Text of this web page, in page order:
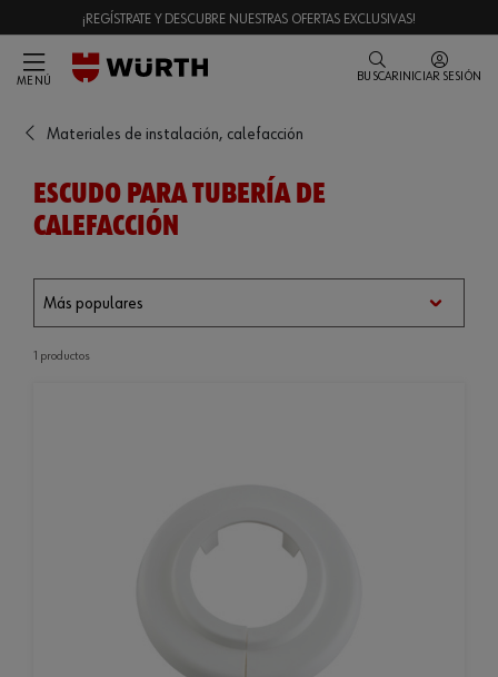
¡REGÍSTRATE Y DESCUBRE NUESTRAS OFERTAS EXCLUSIVAS!
MENÚ BUSCAR INICIAR SESIÓN
Materiales de instalación, calefacción
ESCUDO PARA TUBERÍA DE
CALEFACCIÓN
1 productos